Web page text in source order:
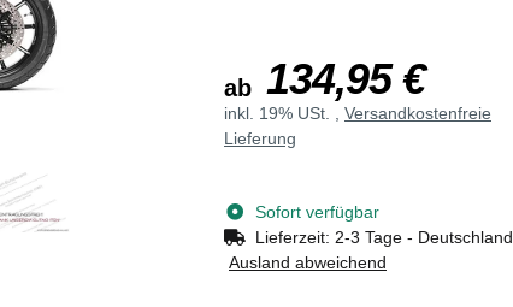
ab 134,95 €
inkl. 19% USt. , Versandkostenfreie
Lieferung
Sofort verfügbar
Lieferzeit: 2-3 Tage - Deutschland
Ausland abweichend